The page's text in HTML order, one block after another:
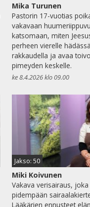
Mika Turunen
Pastorin 17-vuotias
vakavaan
katsomaan, miten
perheen vierelle
rakkaudella ja avaa
pimeyden keskelle.
ke 8.4.2026 klo 09.00
Jakso: 50
Miki Koivunen
Vakava verisairaus,
pidempään
Lääkärien ennusteet